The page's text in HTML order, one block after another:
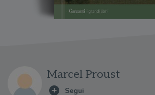
Marcel Proust